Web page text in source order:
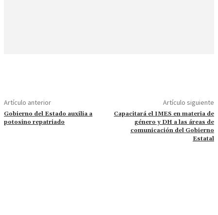
Artículo anterior
Gobierno del Estado auxilia a
potosino repatriado
Artículo siguiente
Capacitará el IMES en materia de
género y DH a las áreas de
comunicación del Gobierno
Estatal